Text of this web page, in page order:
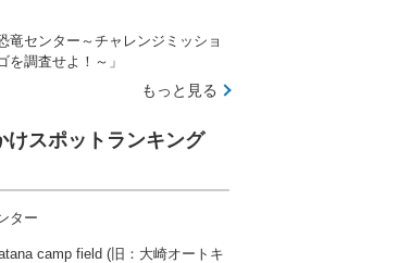
竜センター～チャレンジミッショ
を調査せよ！～」
もっと見る
けスポットランキング
ター
camp field (旧：大崎オートキ